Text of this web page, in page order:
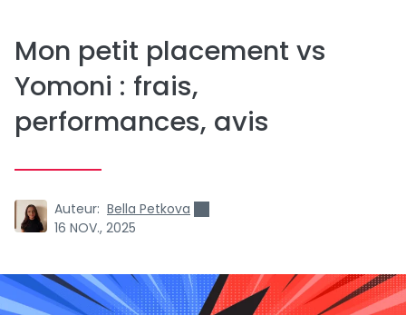
Mon petit placement vs
Yomoni : frais,
performances, avis
Auteur: Bella Petkova
16 NOV., 2025